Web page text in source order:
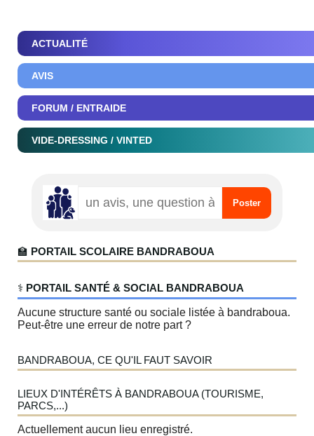
ACTUALITÉ
AVIS
FORUM / ENTRAIDE
VIDE-DRESSING / VINTED
🏫 PORTAIL SCOLAIRE BANDRABOUA
‍⚕️ PORTAIL SANTÉ & SOCIAL BANDRABOUA
Aucune structure santé ou sociale listée à bandraboua.
Peut-être une erreur de notre part ?
BANDRABOUA, CE QU'IL FAUT SAVOIR
LIEUX D'INTÉRÊTS À BANDRABOUA (TOURISME,
PARCS,...)
Actuellement aucun lieu enregistré.